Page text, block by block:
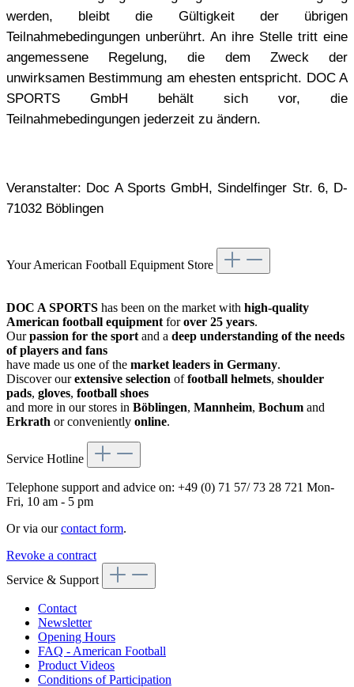
werden, bleibt die Gültigkeit der übrigen
Teilnahmebedingungen unberührt. An ihre Stelle tritt eine
angemessene Regelung, die dem Zweck der
unwirksamen Bestimmung am ehesten entspricht. DOC A
SPORTS GmbH behält sich vor, die
Teilnahmebedingungen jederzeit zu ändern.
Veranstalter: Doc A Sports GmbH, Sindelfinger Str. 6, D-
71032 Böblingen
Your American Football Equipment Store
DOC A SPORTS has been on the market with high-quality
American football equipment forover 25 years.
Ourpassion for the sport and a deep understanding of the needs
of players and fans
have made us one of the market leaders in Germany.
Discover ourextensive selection offootball helmets, shoulder
pads, gloves, football shoes
and more in our stores in Böblingen, Mannheim, Bochum and
Erkrath or conveniently online.
Service Hotline
Telephone support and advice on: +49 (0) 71 57/ 73 28 721 Mon-
Fri, 10 am - 5 pm
Or via ourcontact form.
Revoke a contract
Service & Support
Contact
Newsletter
Opening Hours
FAQ - American Football
Product Videos
Conditions of Participation